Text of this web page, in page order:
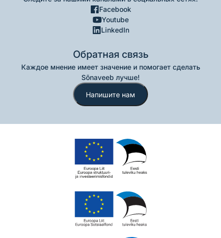
Facebook
Youtube
LinkedIn
Обратная связь
Каждое мнение имеет значение и помогает сделать
Sõnaveeb лучше!
Напишите нам